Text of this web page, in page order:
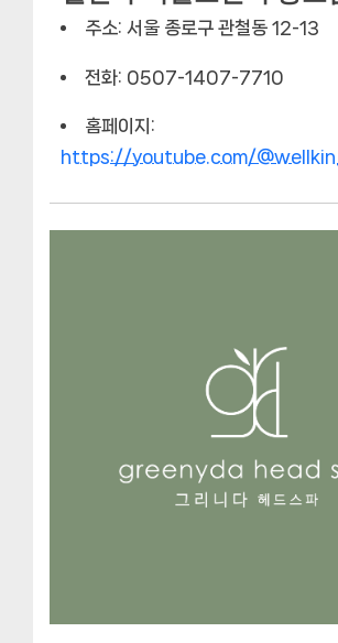
주소: 서울 종로구 관철동 12-13
전화: 0507-1407-7710
홈페이지:
https://youtube.com/